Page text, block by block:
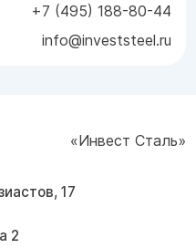
+7 (495) 188-80-44
info@investsteel.ru
«Инвест Сталь»
17
2